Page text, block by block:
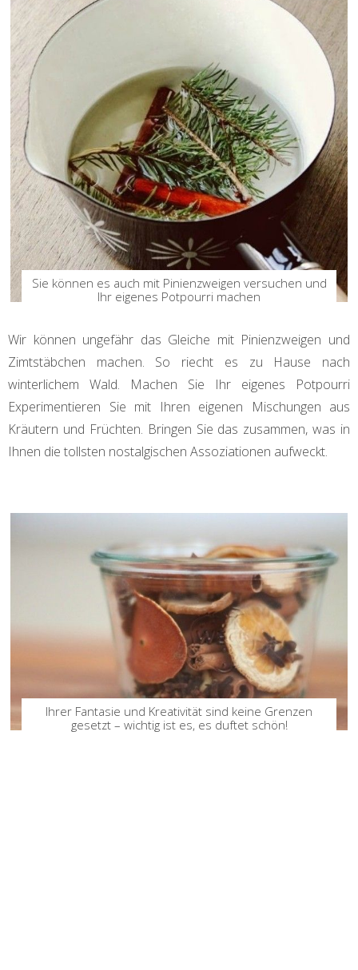
Sie können es auch mit Pinienzweigen versuchen und
Ihr eigenes Potpourri machen
Wir können ungefähr das Gleiche mit Pinienzweigen und
Zimtstäbchen machen. So riecht es zu Hause nach
winterlichem Wald. Machen Sie Ihr eigenes Potpourri
Experimentieren Sie mit Ihren eigenen Mischungen aus
Kräutern und Früchten. Bringen Sie das zusammen, was in
Ihnen die tollsten nostalgischen Assoziationen aufweckt.
Ihrer Fantasie und Kreativität sind keine Grenzen
gesetzt – wichtig ist es, es duftet schön!